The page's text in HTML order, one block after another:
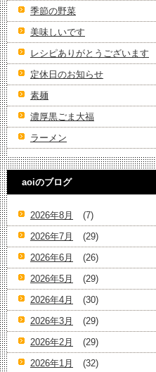
季節の野菜
美味しいです
レシピありがとうございます
定休日のお知らせ
素麺
濃厚黒ごま大福
ラーメン
aoiのブログ
2026年8月
(7)
2026年7月
(29)
2026年6月
(26)
2026年5月
(29)
2026年4月
(30)
2026年3月
(29)
2026年2月
(29)
2026年1月
(32)